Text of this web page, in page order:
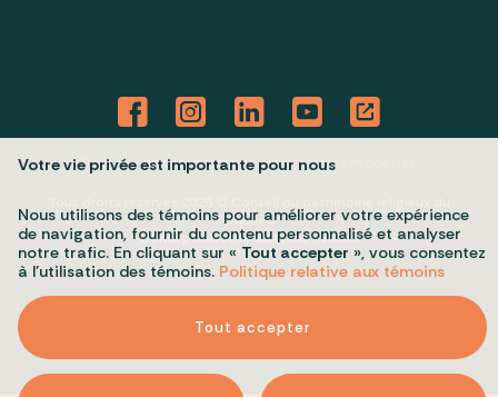
Politique de confidentialité Mes préférences cookies
Québec
Conception et réalisation :Nubee
Votre vie privée est importante pour nous
Nous utilisons des témoins pour améliorer votre expérience
de navigation, fournir du contenu personnalisé et analyser
notre trafic. En cliquant sur « Tout accepter », vous consentez
à l’utilisation des témoins. Politique relative aux témoins
Tout accepter